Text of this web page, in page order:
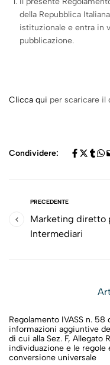
della Repubblica
istituzionale e entra in
pubblicazione.
Clicca qui per scaricare il
Condividere:
PRECEDENTE
Marketing diretto
Intermediari
Regolamento IVASS n.
informazioni aggiuntive
di cui alla Sez. F,
individuazione e le
conversione universale